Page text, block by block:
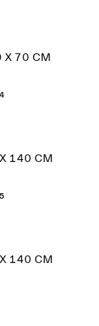
X 70 CM
140 CM
140 CM